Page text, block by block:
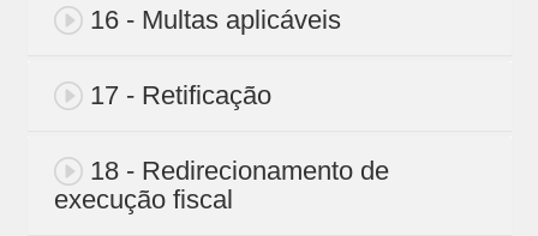
16 - Multas aplicáveis
17 - Retificação
18 - Redirecionamento de
execução fiscal